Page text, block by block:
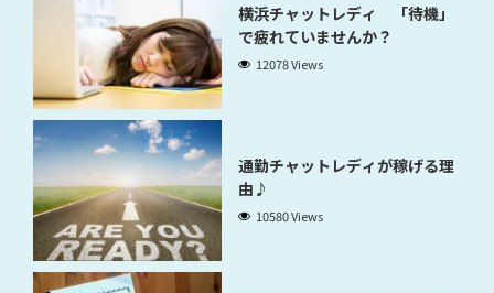
横浜チャットレディ 「待機」
で疲れていませんか？
12078 Views
通勤チャットレディが稼げる理
由♪
10580 Views